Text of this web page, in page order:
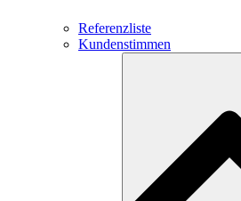
Referenzliste
Kundenstimmen